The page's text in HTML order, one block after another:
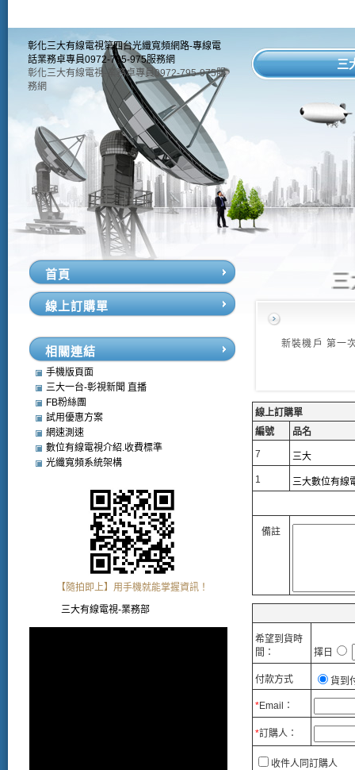
彰化三大有線電視第四台光纖寬頻網路-專線電
話業務卓專員0972-795-975服務網
彰化三大有線電視-業務卓專員0972-795-975服
務網
三
三
新裝機戶 第一
線上訂購單
編號
品名
7
三大
1 三大數位有線
備註
希望到貨時
間：
擇日
付款方式 貨到
*Email：
*訂購人：
收件人同訂購人
首頁
線上訂購單
相關連結
手機版頁面
三大一台-彰視新聞 直播
FB粉絲團
試用優惠方案
網速測速
數位有線電視介紹.收費標準
光纖寬頻系統架構
【隨拍即上】用手機就能掌握資訊！
三大有線電視-業務部